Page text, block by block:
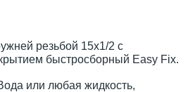
резьбой 15х1/2 с
быстросборный Easy Fix.
или любая жидкость,